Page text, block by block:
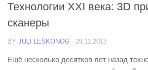
Технологии XXI века: 3D
сканеры
BY JULI LESKONOG · 29.11.2013
Ещё несколько десятков лет назад